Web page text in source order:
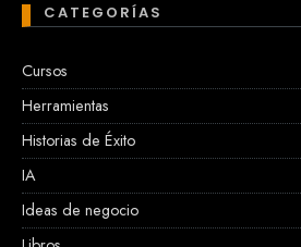
CATEGORÍAS
Cursos
Herramientas
Historias de Éxito
IA
Ideas de negocio